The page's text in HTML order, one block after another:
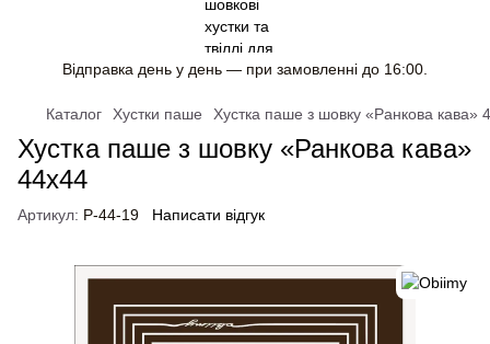
Відправка день у день — при замовленні до 16:00.
Каталог Хустки паше Хустка паше з шовку «Ранкова кава»
Хустка паше з шовку «Ранкова кава»
44х44
Артикул: P-44-19 Написати відгук